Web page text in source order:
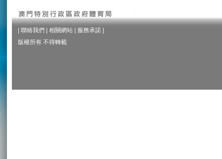
聯絡我們 相關網站 服務承諾
版權所有 不得轉載